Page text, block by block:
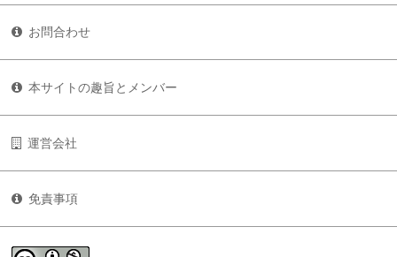
お問合わせ
本サイトの趣旨とメンバー
運営会社
免責事項